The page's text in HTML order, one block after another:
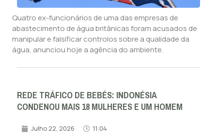
Quatro ex-funcionários de uma das empresas de
abastecimento de água britânicas foram acusados de
manipular e falsificar controlos sobre a qualidade da
água, anunciou hoje a agência do ambiente.
REDE TRÁFICO DE BEBÉS: INDONÉSIA
CONDENOU MAIS 18 MULHERES E UM HOMEM
Julho 22, 2026 11:04